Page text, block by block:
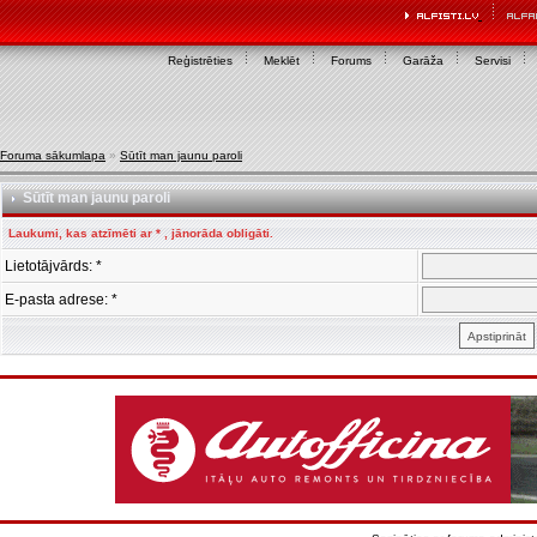
Reģistrēties Meklēt Forums Garāža Servisi
Foruma sākumlapa » Sūtīt man jaunu paroli
Sūtīt man jaunu paroli
Laukumi, kas atzīmēti ar * , jānorāda obligāti.
Lietotājvārds: *
E-pasta adrese: *